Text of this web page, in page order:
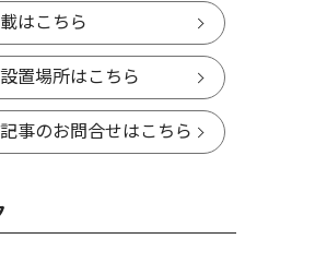
窪 キクラゲの出
月末まで続く
串橋地
はこちら
置場所はこちら
事のお問合せはこちら